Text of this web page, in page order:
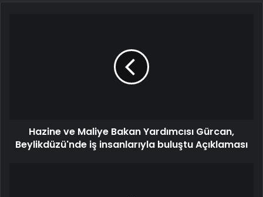
Hazine ve Maliye Bakan Yardımcısı Gürcan,
Beylikdüzü'nde iş insanlarıyla buluştu Açıklaması